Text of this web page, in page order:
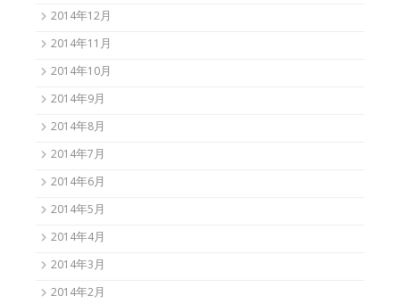
2014年12月
2014年11月
2014年10月
2014年9月
2014年8月
2014年7月
2014年6月
2014年5月
2014年4月
2014年3月
2014年2月